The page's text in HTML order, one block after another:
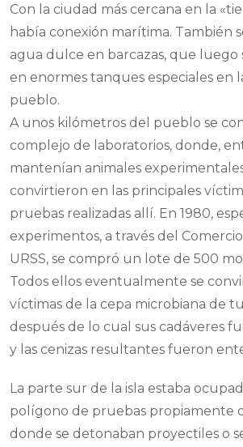
Con la ciudad más cercana en la
había conexión marítima. También
agua dulce en barcazas, que luego
en enormes tanques especiales en
pueblo.
A unos kilómetros del pueblo se
complejo de laboratorios, donde,
mantenían animales
convirtieron en las principales
pruebas realizadas allí. En 1980,
experimentos, a través del
URSS, se compró un lote de 500
Todos ellos eventualmente se
víctimas de la cepa microbiana de
después de lo cual sus cadáveres
y las cenizas resultantes fueron
La parte sur de la isla estaba
polígono de pruebas propiamente
donde se detonaban proyectiles o